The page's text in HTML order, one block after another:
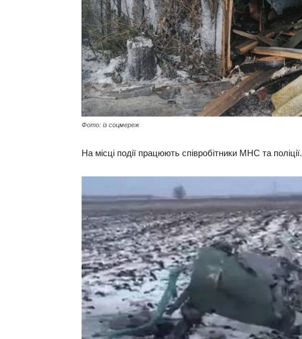
Фото: із соцмереж
На місці події працюють співробітники МНС та поліції.